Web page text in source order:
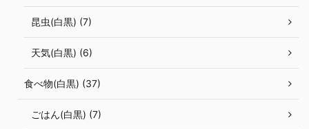
昆虫(白黒) (7)
天気(白黒) (6)
食べ物(白黒) (37)
ごはん(白黒) (7)